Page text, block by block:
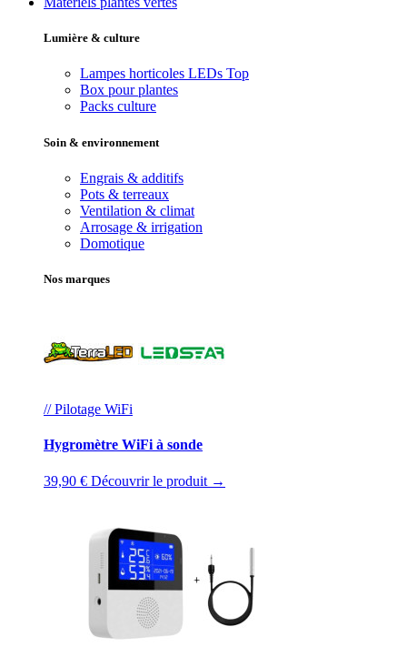
Lumière & culture
Lampes horticoles LEDs Top
Box pour plantes
Packs culture
Soin & environnement
Engrais & additifs
Pots & terreaux
Ventilation & climat
Arrosage & irrigation
Domotique
Nos marques
// Pilotage WiFi
Hygromètre WiFi à sonde
39,90 € Découvrir le produit →